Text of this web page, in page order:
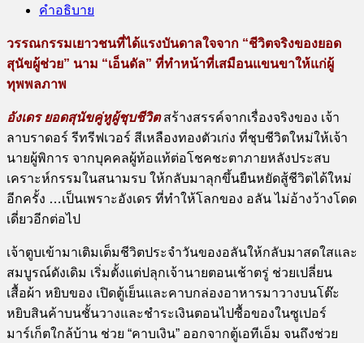
คำอธิบาย
วรรณกรรมเยาวชนที่ได้แรงบันดาลใจจาก “ชีวิตจริงของยอด
สุนัขผู้ช่วย” นาม “เอ็นดัล” ที่ทำหน้าที่เสมือนแขนขาให้แก่ผู้
ทุพพลภาพ
อังเดร ยอดสุนัขคู่หูผู้ชุบชีวิตสร้างสรรค์จากเรื่องจริงของ เจ้า
ลาบราดอร์ รีทรีฟเวอร์ สีเหลืองทองตัวเก่ง ที่ชุบชีวิตใหม่ให้เจ้า
นายผู้พิการ จากบุคคลผู้ท้อแท้ต่อโชคชะตาภายหลังประสบ
เคราะห์กรรมในสนามรบ ให้กลับมาลุกขึ้นยืนหยัดสู้ชีวิตได้ใหม่
อีกครั้ง …เป็นเพราะอังเดร ที่ทำให้โลกของ อลัน ไม่อ้างว้างโดด
เดี่ยวอีกต่อไป
เจ้าตูบเข้ามาเติมเต็มชีวิตประจำวันของอลันให้กลับมาสดใสและ
สมบูรณ์ดังเดิม เริ่มตั้งแต่ปลุกเจ้านายตอนเช้าตรู่ ช่วยเปลี่ยน
เสื้อผ้า หยิบของ เปิดตู้เย็นและคาบกล่องอาหารมาวางบนโต๊ะ
หยิบสินค้าบนชั้นวางและชำระเงินตอนไปซื้อของในซูเปอร์
มาร์เก็ตใกล้บ้าน ช่วย “คาบเงิน” ออกจากตู้เอทีเอ็ม จนถึงช่วย